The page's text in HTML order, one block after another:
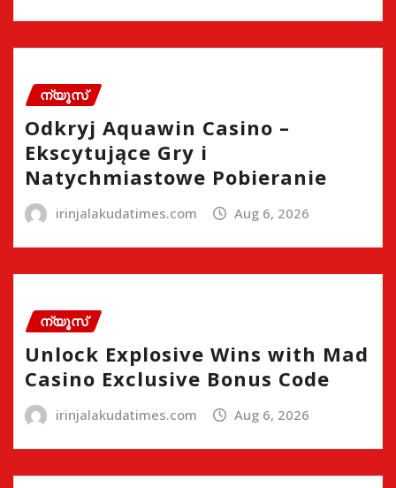
ന്യൂസ്
Odkryj Aquawin Casino –
Ekscytujące Gry i
Natychmiastowe Pobieranie
irinjalakudatimes.com Aug 6, 2026
ന്യൂസ്
Unlock Explosive Wins with Mad
Casino Exclusive Bonus Code
irinjalakudatimes.com Aug 6, 2026